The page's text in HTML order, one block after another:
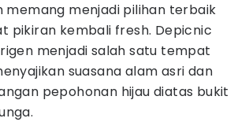
memang menjadi pilihan terbaik
pikiran kembali fresh. Depicnic
menjadi salah satu tempat
suasana alam asri dan
pepohonan hijau diatas bukit